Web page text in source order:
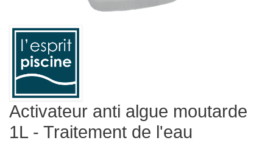
Activateur anti algue moutarde
1L - Traitement de l'eau